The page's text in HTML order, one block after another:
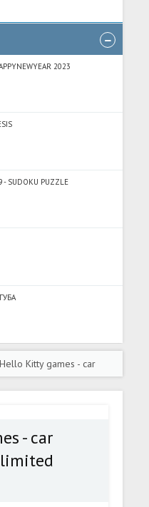
2023
- SUDOKU PUZZLE
Kitty games - car
версия apk
- car